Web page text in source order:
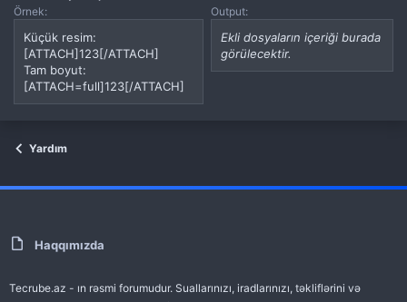
Örnek:
Küçük resim:
[ATTACH]123[/ATTACH]
Tam boyut:
[ATTACH=full]123[/ATTACH]
Output:
Ekli dosyaların içeriği burada
görülecektir.
Yardım
Haqqımızda
Tecrube.az - ın rəsmi forumudur. Suallarınızı, iradlarınızı, təkliflərini və